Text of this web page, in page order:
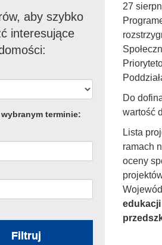
aby szybko
interesujące
terminie:
Filtruj
27
Do
wartość
Lista
ramach
oceny